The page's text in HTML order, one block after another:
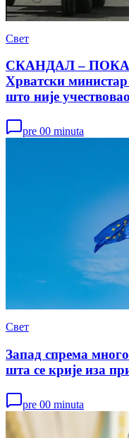
Свет
СКАНДАЛ –
Хрватски
што није
pre 00 minuta
Свет
Запад спрема
шта се крије иза
pre 00 minuta